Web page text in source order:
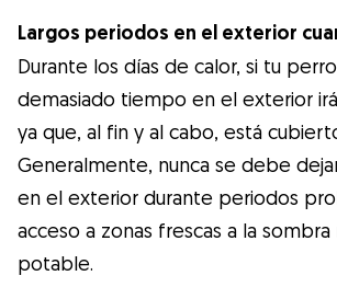
Largos periodos en el exterior
Durante los días de calor, si tu
demasiado tiempo en el exterior
ya que, al fin y al cabo, está
Generalmente, nunca se debe
en el exterior durante periodos
acceso a zonas frescas a la sombra
potable.